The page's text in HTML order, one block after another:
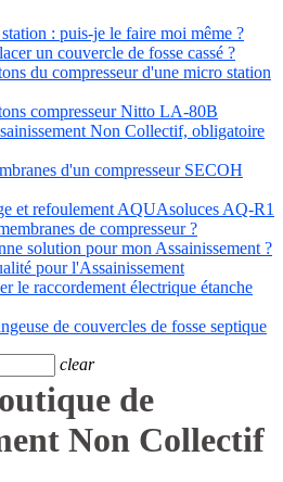
: puis-je le faire moi même ?
un couvercle de fosse cassé ?
du compresseur d'une micro station
compresseur Nitto LA-80B
Non Collectif, obligatoire
d'un compresseur SECOH
et refoulement AQUAsoluces AQ-R1
de compresseur ?
solution pour mon Assainissement ?
pour l'Assainissement
le raccordement électrique étanche
de couvercles de fosse septique
clear
de
Non Collectif